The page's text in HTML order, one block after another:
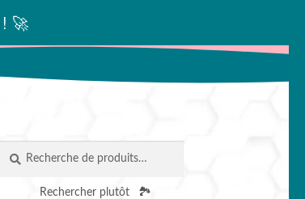
! 🚀
pour :
RECHERCHE
Rechercher plutôt
🏞️